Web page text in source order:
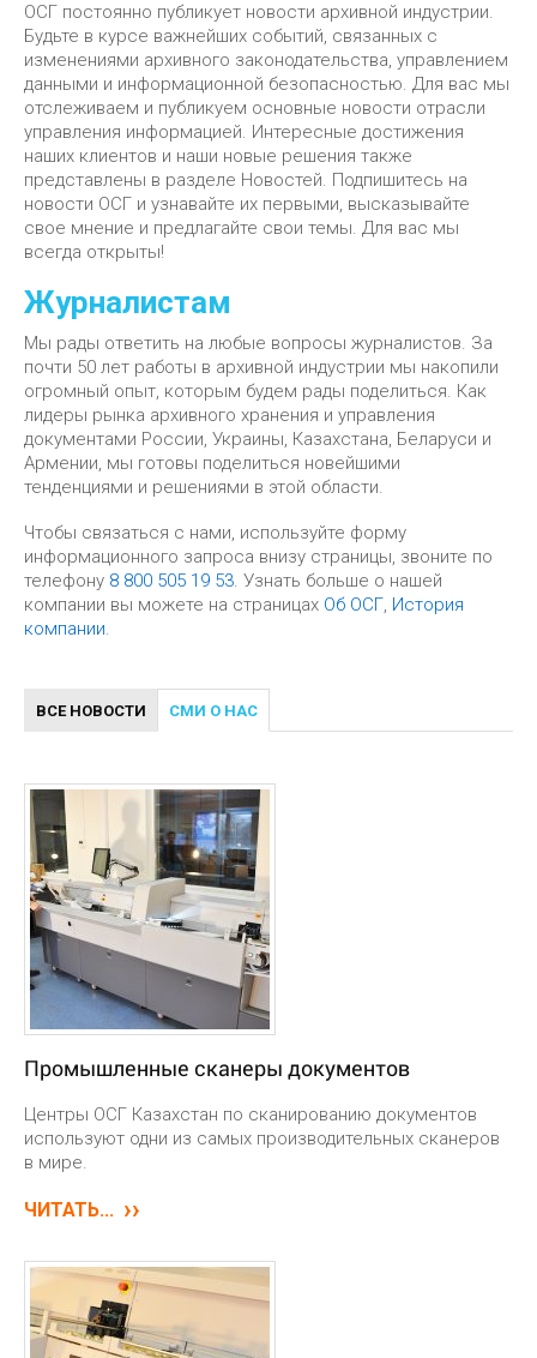
ОСГ постоянно публикует новости архивной индустрии.
Будьте в курсе важнейших событий, связанных с
изменениями архивного законодательства, управлением
данными и информационной безопасностью. Для вас мы
отслеживаем и публикуем основные новости отрасли
управления информацией. Интересные достижения
наших клиентов и наши новые решения также
представлены в разделе Новостей. Подпишитесь на
новости ОСГ и узнавайте их первыми, высказывайте
свое мнение и предлагайте свои темы. Для вас мы
всегда открыты!
Журналистам
Мы рады ответить на любые вопросы журналистов. За
почти 50 лет работы в архивной индустрии мы накопили
огромный опыт, которым будем рады поделиться. Как
лидеры рынка архивного хранения и управления
документами России, Украины, Казахстана, Беларуси и
Армении, мы готовы поделиться новейшими
тенденциями и решениями в этой области.
Чтобы связаться с нами, используйте форму
информационного запроса внизу страницы, звоните по
телефону 8 800 505 19 53. Узнать больше о нашей
компании вы можете на страницах Об ОСГ, История
компании.
ВСЕ НОВОСТИ СМИ О НАС
Промышленные сканеры документов
Центры ОСГ Казахстан по сканированию документов
используют одни из самых производительных сканеров
в мире.
ЧИТАТЬ...